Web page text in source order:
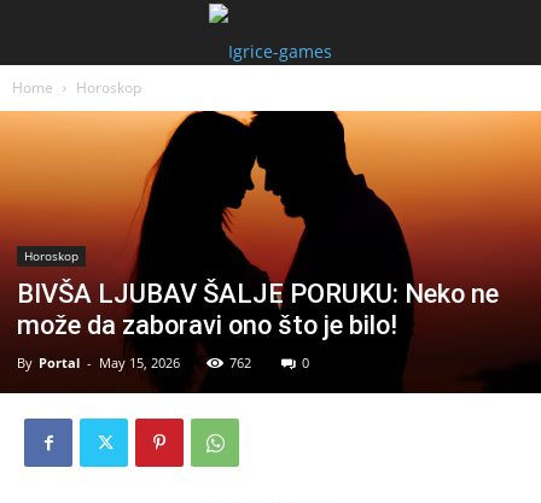
Home Horoskop
Horoskop
BIVŠA LJUBAV ŠALJE PORUKU: Neko ne
može da zaboravi ono što je bilo!
By Portal - May 15, 2026 762 0